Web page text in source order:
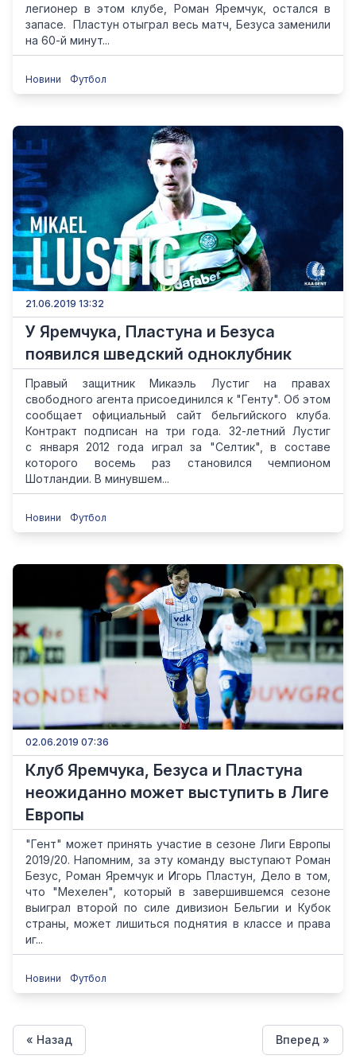
легионер в этом клубе, Роман Яремчук, остался в
запасе. Пластун отыграл весь матч, Безуса заменили
на 60-й минут...
Новини Футбол
21.06.2019 13:32
У Яремчука, Пластуна и Безуса
появился шведский одноклубник
Правый защитник Микаэль Лустиг на правах
свободного агента присоединился к "Генту". Об этом
сообщает официальный сайт бельгийского клуба.
Контракт подписан на три года. 32-летний Лустиг
с января 2012 года играл за "Селтик", в составе
которого восемь раз становился чемпионом
Шотландии. В минувшем...
Новини Футбол
02.06.2019 07:36
Клуб Яремчука, Безуса и Пластуна
неожиданно может выступить в Лиге
Европы
"Гент" может принять участие в сезоне Лиги Европы
2019/20. Напомним, за эту команду выступают Роман
Безус, Роман Яремчук и Игорь Пластун, Дело в том,
что "Мехелен", который в завершившемся сезоне
выиграл второй по силе дивизион Бельгии и Кубок
страны, может лишиться поднятия в классе и права
иг...
Новини Футбол
« Назад Вперед »